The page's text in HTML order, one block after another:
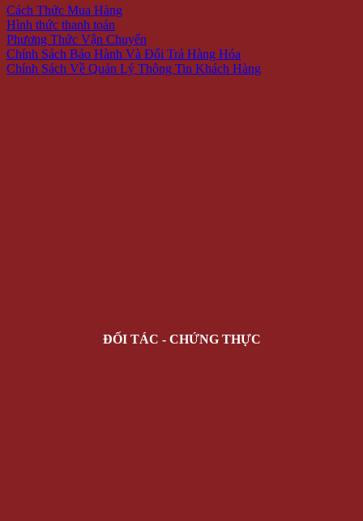
Cách Thức Mua Hàng
Hình thức thanh toán
Phương Thức Vận Chuyển
Chính Sách Bảo Hành Và Đổi Trả Hàng Hóa
Chính Sách Về Quản Lý Thông Tin Khách Hàng
ĐỐI TÁC - CHỨNG THỰC